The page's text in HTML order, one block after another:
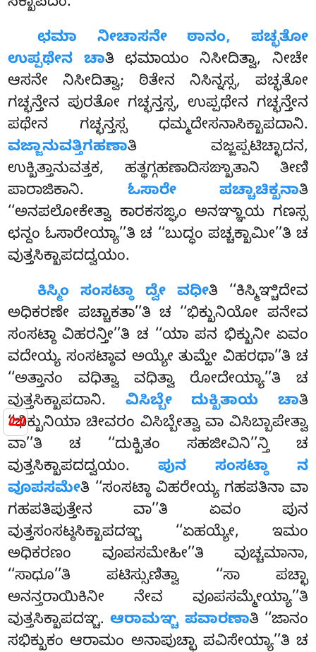
📜
ಛಮಾ ನೀಚಾಸನೇ ಠಾನಂ, ಪಚ್ಛತೋ
ಉಪ್ಪಥೇನ ಚಾತಿ ಛಮಾಯಂ ನಿಸೀದಿತ್ವಾ, ನೀಚೇ
ಆಸನೇ ನಿಸೀದಿತ್ವಾ; ಠಿತೇನ ನಿಸಿನ್ನಸ್ಸ, ಪಚ್ಛತೋ
ಗಚ್ಛನ್ತೇನ ಪುರತೋ ಗಚ್ಛನ್ತಸ್ಸ, ಉಪ್ಪಥೇನ ಗಚ್ಛನ್ತೇನ
ಪಥೇನ ಗಚ್ಛನ್ತಸ್ಸ ಧಮ್ಮದೇಸನಾಸಿಕ್ಖಾಪದಾನಿ.
ವಜ್ಜಾನುವತ್ತಿಗಹಣಾತಿ ವಜ್ಜಪ್ಪಟಿಚ್ಛಾದನ,
ಉಕ್ಖಿತ್ತಾನುವತ್ತಕ, ಹತ್ಥಗ್ಗಹಣಾದಿಸಙ್ಖಾತಾನಿ ತೀಣಿ
ಪಾರಾಜಿಕಾನಿ. ಓಸಾರೇ ಪಚ್ಚಾಚಿಕ್ಖನಾತಿ
‘‘ಅನಪಲೋಕೇತ್ವಾ ಕಾರಕಸಙ್ಘಂ ಅನಞ್ಞಾಯ ಗಣಸ್ಸ
ಛನ್ದಂ ಓಸಾರೇಯ್ಯಾ’’ತಿ ಚ ‘‘ಬುದ್ಧಂ ಪಚ್ಚಕ್ಖಾಮೀ’’ತಿ ಚ
ವುತ್ತಸಿಕ್ಖಾಪದದ್ವಯಂ.
ಕಿಸ್ಮಿಂ ಸಂಸಟ್ಠಾ ದ್ವೇ ವಧೀತಿ ‘‘ಕಿಸ್ಮಿಞ್ಚಿದೇವ
ಅಧಿಕರಣೇ ಪಚ್ಚಾಕತಾ’’ತಿ ಚ ‘‘ಭಿಕ್ಖುನಿಯೋ ಪನೇವ
ಸಂಸಟ್ಠಾ ವಿಹರನ್ತೀ’’ತಿ ಚ ‘‘ಯಾ ಪನ ಭಿಕ್ಖುನೀ ಏವಂ
ವದೇಯ್ಯ ಸಂಸಟ್ಠಾವ ಅಯ್ಯೇ ತುಮ್ಹೇ ವಿಹರಥಾ’’ತಿ ಚ
‘‘ಅತ್ತಾನಂ ವಧಿತ್ವಾ ವಧಿತ್ವಾ ರೋದೇಯ್ಯಾ’’ತಿ ಚ
ವುತ್ತಸಿಕ್ಖಾಪದಾನಿ. ವಿಸಿಬ್ಬೇ ದುಕ್ಖಿತಾಯ ಚಾತಿ
‘‘ಭಿಕ್ಖುನಿಯಾ ಚೀವರಂ ವಿಸಿಬ್ಬೇತ್ವಾ ವಾ ವಿಸಿಬ್ಬಾಪೇತ್ವಾ
ವಾ’’ತಿ ಚ ‘‘ದುಕ್ಖಿತಂ ಸಹಜೀವಿನಿ’’ನ್ತಿ ಚ
ವುತ್ತಸಿಕ್ಖಾಪದದ್ವಯಂ.ಪುನ ಸಂಸಟ್ಠಾ ನ
ವೂಪಸಮೇತಿ ‘‘ಸಂಸಟ್ಠಾ ವಿಹರೇಯ್ಯ ಗಹಪತಿನಾ ವಾ
ಗಹಪತಿಪುತ್ತೇನ ವಾ’’ತಿ ಏವಂ ಪುನ
ವುತ್ತಸಂಸಟ್ಠಸಿಕ್ಖಾಪದಞ್ಚ ‘‘ಏಹಯ್ಯೇ, ಇಮಂ
ಅಧಿಕರಣಂ ವೂಪಸಮೇಹೀ’’ತಿ ವುಚ್ಚಮಾನಾ,
‘‘ಸಾಧೂ’’ತಿ ಪಟಿಸ್ಸುಣಿತ್ವಾ ‘‘ಸಾ ಪಚ್ಛಾ
ಅನನ್ತರಾಯಿಕಿನೀ ನೇವ ವೂಪಸಮ್ಮೇಯ್ಯಾ’’ತಿ
ವುತ್ತಸಿಕ್ಖಾಪದಞ್ಚ.ಆರಾಮಞ್ಚ ಪವಾರಣಾತಿ ‘‘ಜಾನಂ
ಸಭಿಕ್ಖುಕಂ ಆರಾಮಂ ಅನಾಪುಚ್ಛಾ ಪವಿಸೇಯ್ಯಾ’’ತಿ ಚ